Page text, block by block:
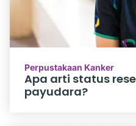
Perpustakaan Kanker
Apa arti status
payudara?